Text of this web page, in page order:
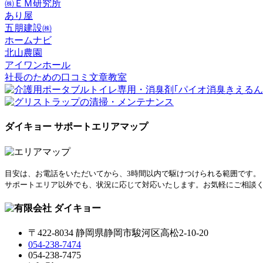
㈱ＥＭ研究所
あり屋
五朋建設㈱
ホームナビ
北山農園
アイワンホール
社長のための口コミ文章教室
ダイキョー サポートエリアマップ
目安は、お電話をいただいてから、3時間以内で駆けつけられる範囲です。
サポートエリア以外でも、状況に応じて対応いたします。お気軽にご相談く
〒422-8034 静岡県静岡市駿河区高松2-10-20
054-238-7474
054-238-7475